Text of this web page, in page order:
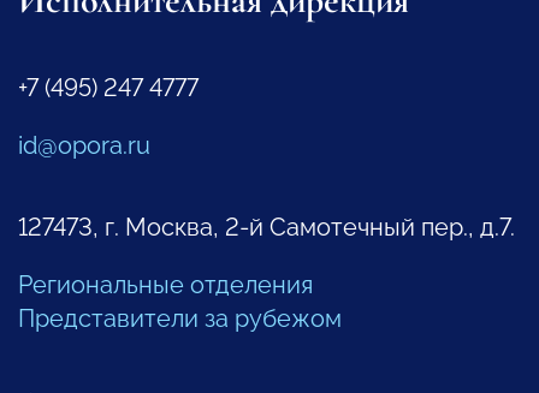
+7 (495) 247 4777
id@opora.ru
127473, г. Москва, 2-й Самотечный пер., д.7.
Региональные отделения
Представители за рубежом